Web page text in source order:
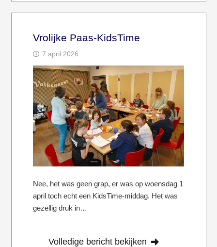
Vrolijke Paas-KidsTime
7 april 2026
Nee, het was geen grap, er was op woensdag 1
april toch echt een KidsTime-middag. Het was
gezellig druk in…
Volledige bericht bekijken